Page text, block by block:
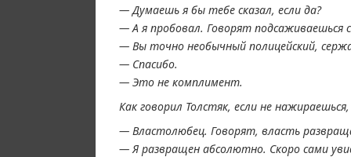
— Думаешь я бы тебе сказал, если да?
— А я пробовал. Говорят подсаживаешься
— Вы точно необычный полицейский,
— Спасибо.
— Это не комплимент.
Как говорил Толстяк, если не
— Властолюбец. Говорят, власть
— Я развращен абсолютно. Скоро сами